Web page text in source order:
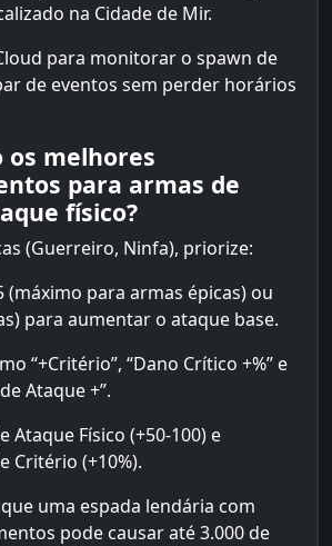
na Cidade de Mir.
para monitorar o spawn de
de eventos sem perder horários
os melhores
para armas de
físico?
(Guerreiro, Ninfa), priorize:
(máximo para armas épicas) ou
para aumentar o ataque base.
“+Critério”, “Dano Crítico +%” e
Ataque +”.
Ataque Físico (+50-100) e
Critério (+10%).
uma espada lendária com
pode causar até 3.000 de